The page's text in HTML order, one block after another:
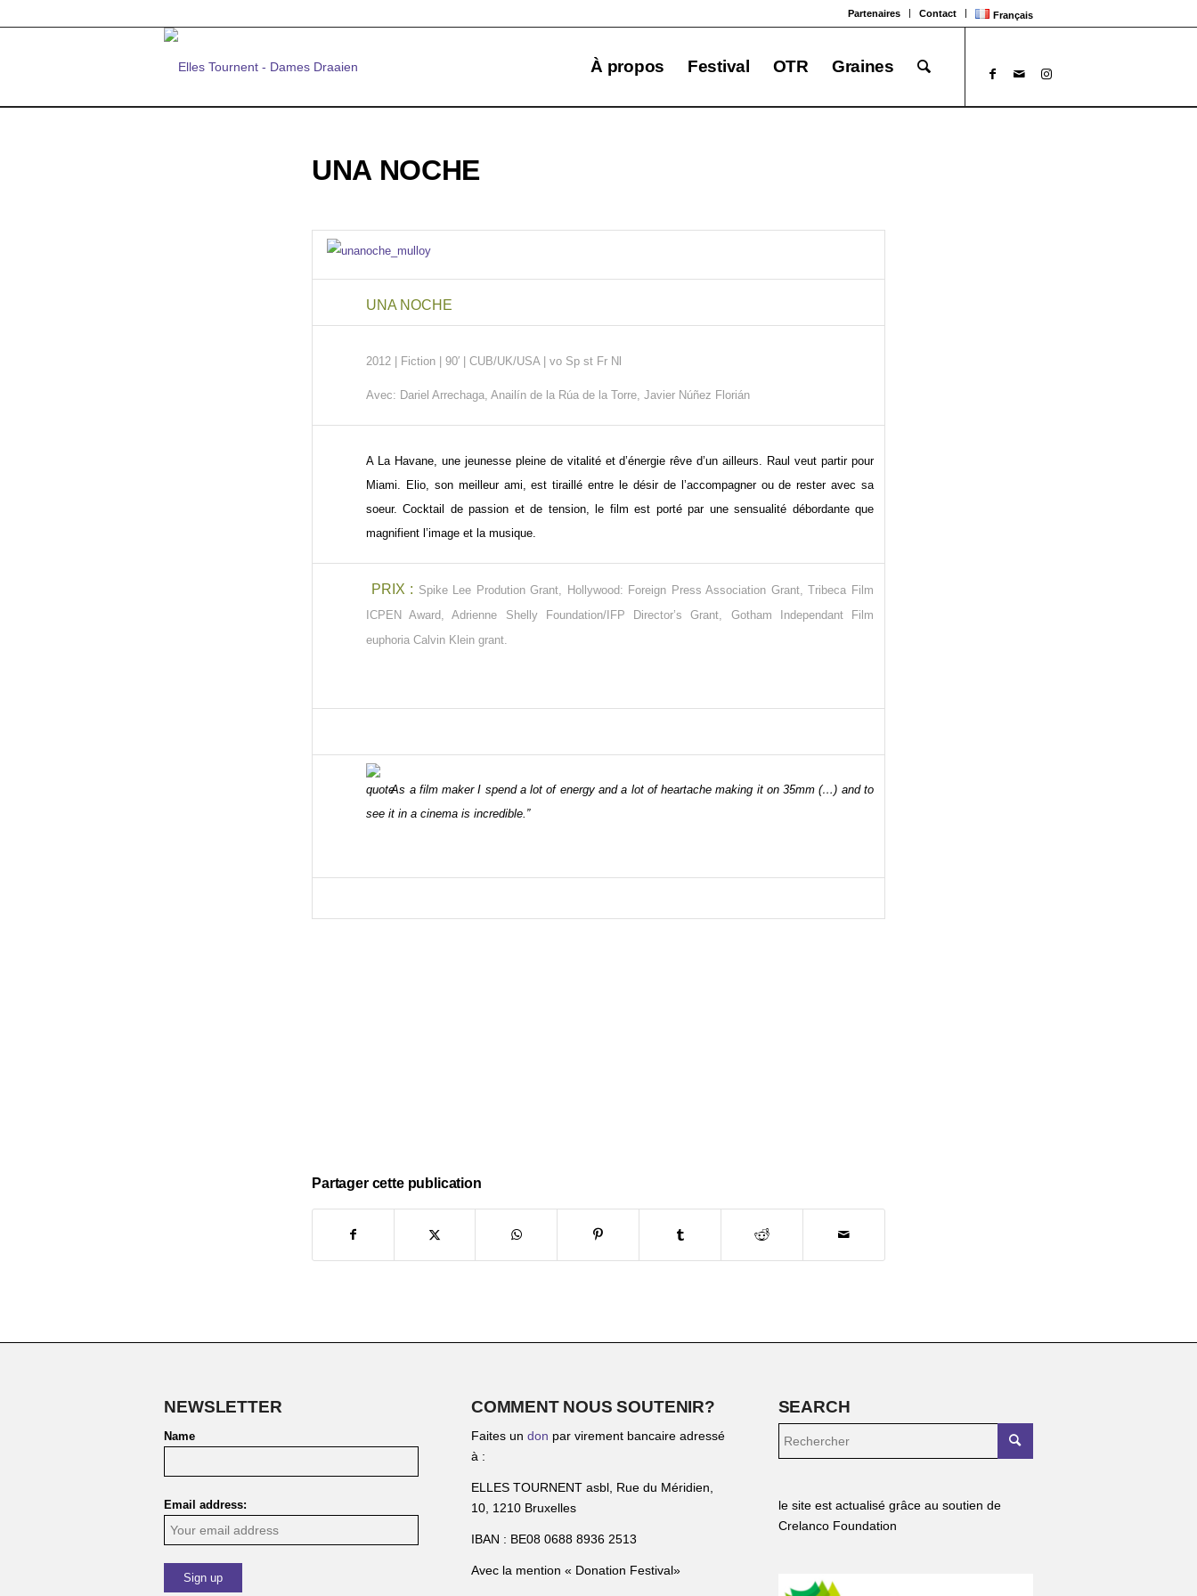
Partenaires Contact Français
À propos Festival OTR Graines
UNA NOCHE
UNA NOCHE
2012 | Fiction | 90′ | CUB/UK/USA | vo Sp st Fr Nl
Avec: Dariel Arrechaga, Anailín de la Rúa de la Torre, Javier Núñez Florián
A La Havane, une jeunesse pleine de vitalité et d’énergie rêve d’un ailleurs. Raul veut partir pour
Miami. Elio, son meilleur ami, est tiraillé entre le désir de l’accompagner ou de rester avec sa
soeur. Cocktail de passion et de tension, le film est porté par une sensualité débordante que
magnifient l’image et la musique.
PRIX : Spike Lee Prodution Grant, Hollywood: Foreign Press Association Grant, Tribeca Film
ICPEN Award, Adrienne Shelly Foundation/IFP Director’s Grant, Gotham Independant Film
euphoria Calvin Klein grant.
As a film maker I spend a lot of energy and a lot of heartache making it on 35mm (…) and to
see it in a cinema is incredible.”
Partager cette publication
NEWSLETTER
Name
Email address:
COMMENT NOUS SOUTENIR?
Faites un don par virement bancaire adressé
à :
ELLES TOURNENT asbl, Rue du Méridien,
10, 1210 Bruxelles
IBAN : BE08 0688 8936 2513
Avec la mention « Donation Festival»
SEARCH
le site est actualisé grâce au soutien de
Crelanco Foundation